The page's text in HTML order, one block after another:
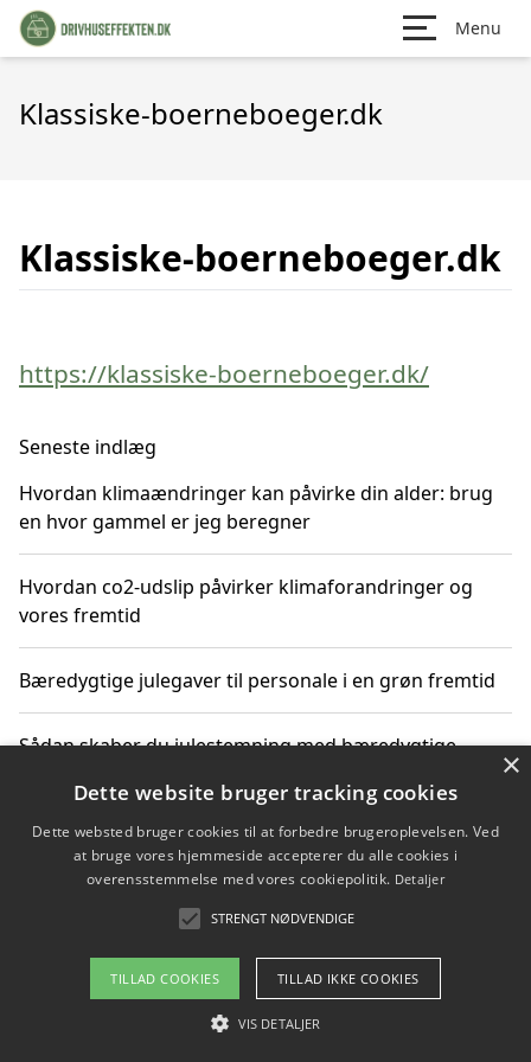
Menu
Klassiske-boerneboeger.dk
Klassiske-boerneboeger.dk
https://klassiske-boerneboeger.dk/
Seneste indlæg
Hvordan klimaændringer kan påvirke din alder: brug
en hvor gammel er jeg beregner
Hvordan co2-udslip påvirker klimaforandringer og
vores fremtid
Bæredygtige julegaver til personale i en grøn fremtid
Sådan skaber du julestemning med bæredygtige
Sådan skaber du et bæredygtigt hjem med familien i
Copyright 2026 - Pilanto Aps
Om / kontakt
×
Dette website bruger tracking cookies
Dette websted bruger cookies til at forbedre brugeroplevelsen. Ved
at bruge vores hjemmeside accepterer du alle cookies i
overensstemmelse med vores cookiepolitik. Detaljer
STRENGT NØDVENDIGE
TILLAD COOKIES TILLAD IKKE COOKIES
VIS DETALJER